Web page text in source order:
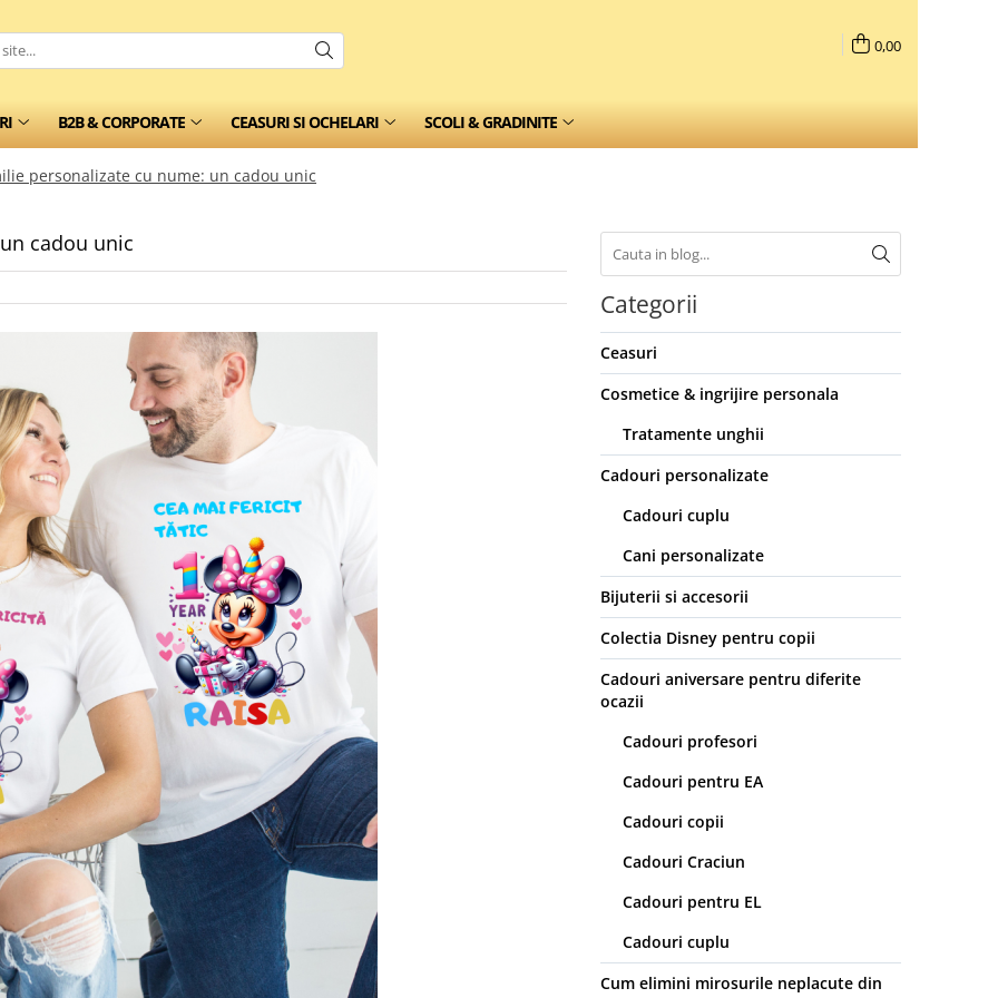
0,00
B2B & CORPORATE CEASURI SI OCHELARI SCOLI & GRADINITE
personalizate cu nume: un cadou unic
cadou unic
Categorii
Ceasuri
Cosmetice & ingrijire personala
Tratamente unghii
Cadouri personalizate
Cadouri cuplu
Cani personalizate
Bijuterii si accesorii
Colectia Disney pentru copii
Cadouri aniversare pentru diferite
ocazii
Cadouri profesori
Cadouri pentru EA
Cadouri copii
Cadouri Craciun
Cadouri pentru EL
Cadouri cuplu
Cum elimini mirosurile neplacute din